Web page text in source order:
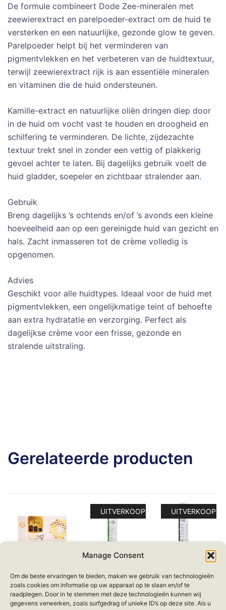
Manage Consent
Om de beste ervaringen te bieden, maken we gebruik van technologieën
zoals cookies om informatie op uw apparaat op te slaan en/of te
raadplegen. Door in te stemmen met deze technologieën kunnen wij
gegevens verwerken, zoals surfgedrag of unieke ID’s op deze site. Als u
De formule combineert Dode Zee-mineralen met
zeewierextract en parelpoeder-extract om de huid te
versterken en een natuurlijke, gezonde glow te geven.
Parelpoeder helpt bij het verminderen van
pigmentvlekken en het verbeteren van de huidtextuur,
terwijl zeewierextract rijk is aan essentiële mineralen
en vitaminen die de huid ondersteunen.
Kamille-extract en natuurlijke oliën dringen diep door
in de huid om vocht vast te houden en droogheid en
schilfering te verminderen. De lichte, zijdezachte
textuur trekt snel in zonder een vettig of plakkerig
gevoel achter te laten. Bij dagelijks gebruik voelt de
huid gladder, soepeler en zichtbaar stralender aan.
Gebruik
Breng dagelijks ’s ochtends en/of ’s avonds een kleine
hoeveelheid aan op een gereinigde huid van gezicht en
hals. Zacht inmasseren tot de crème volledig is
opgenomen.
Advies
Geschikt voor alle huidtypes. Ideaal voor de huid met
pigmentvlekken, een ongelijkmatige teint of behoefte
aan extra hydratatie en verzorging. Perfect als
dagelijkse crème voor een frisse, gezonde en
stralende uitstraling.
Gerelateerde producten
Aging Miracle
Set
€79.95
UITVERKOOP!
Sea Minerals
Hemp & Green
Tea – Soothing
UITVERKOOP!
Sea Minerals
Caviar &
Collagen –